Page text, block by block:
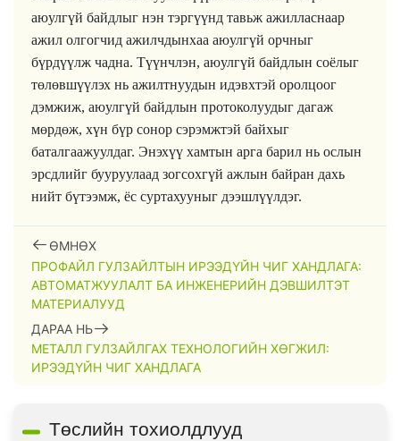
аюулгүй байдлыг нэн тэргүүнд тавьж ажилласнаар
ажил олгогчид ажилчдынхаа аюулгүй орчныг
бүрдүүлж чадна. Түүнчлэн, аюулгүй байдлын соёлыг
төлөвшүүлэх нь ажилтнуудын идэвхтэй оролцоог
дэмжиж, аюулгүй байдлын протоколуудыг дагаж
мөрдөж, хүн бүр сонор сэрэмжтэй байхыг
баталгаажуулдаг. Энэхүү хамтын арга барил нь ослын
эрсдлийг бууруулаад зогсохгүй ажлын байран дахь
нийт бүтээмж, ёс суртахууныг дээшлүүлдэг.
ӨМНӨХ
ПРОФАЙЛ ГУЛЗАЙЛТЫН ИРЭЭДҮЙН ЧИГ ХАНДЛАГА:
АВТОМАТЖУУЛАЛТ БА ИНЖЕНЕРИЙН ДЭВШИЛТЭТ
МАТЕРИАЛУУД
ДАРАА НЬ
МЕТАЛЛ ГУЛЗАЙЛГАХ ТЕХНОЛОГИЙН ХӨГЖИЛ:
ИРЭЭДҮЙН ЧИГ ХАНДЛАГА
Төслийн тохиолдлууд